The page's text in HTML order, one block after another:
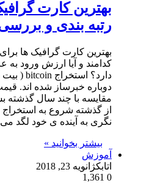
بهترین کارت
رتبه بندی و
بهترین کارت گرافیک ها
کدامند و آیا ارزش ورود به
دوباره خبرساز شده اند.
مقایسه با چند سال گذشته
از گذشته شروع به
نگری به آینده ی خود لگد
بیشتر بخوانید »
آموزش
اتابکژانویه 23, 2018
0